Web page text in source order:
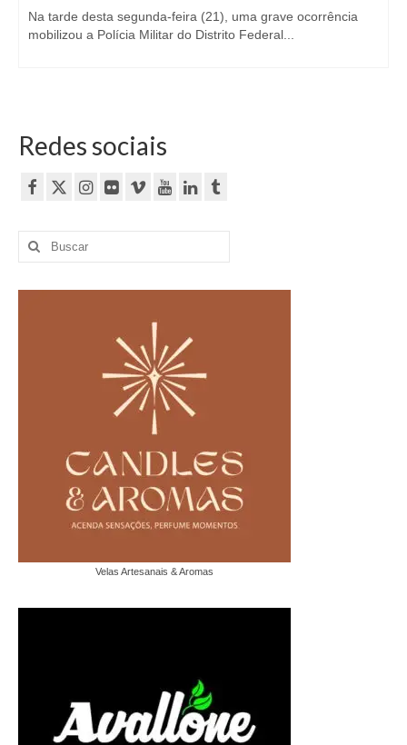
Na tarde desta segunda-feira (21), uma grave ocorrência
mobilizou a Polícia Militar do Distrito Federal...
Redes sociais
Buscar
por:
Velas Artesanais & Aromas